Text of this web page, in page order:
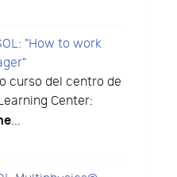
"How to work
curso del centro de
Center:
...